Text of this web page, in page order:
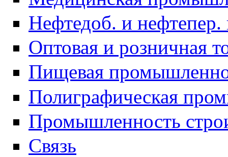
Нефтедоб. и
Оптовая и розничная
Пищевая
Полиграфическая
Промышленность
Связь